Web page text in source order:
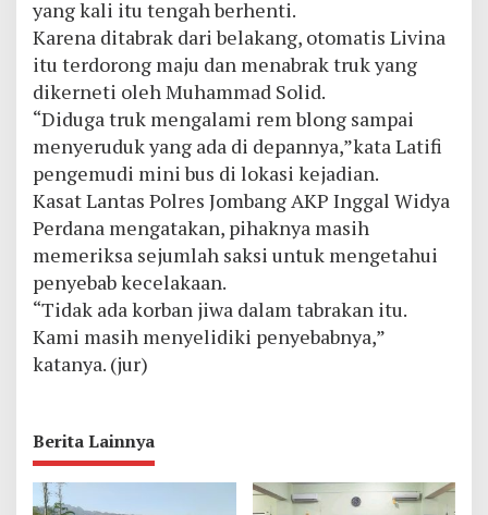
yang kali itu tengah berhenti.
Karena ditabrak dari belakang, otomatis Livina
itu terdorong maju dan menabrak truk yang
dikerneti oleh Muhammad Solid.
“Diduga truk mengalami rem blong sampai
menyeruduk yang ada di depannya,”kata Latifi
pengemudi mini bus di lokasi kejadian.
Kasat Lantas Polres Jombang AKP Inggal Widya
Perdana mengatakan, pihaknya masih
memeriksa sejumlah saksi untuk mengetahui
penyebab kecelakaan.
“Tidak ada korban jiwa dalam tabrakan itu.
Kami masih menyelidiki penyebabnya,”
katanya. (jur)
Berita Lainnya